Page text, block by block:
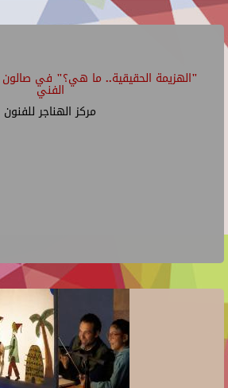
"الهزيمة الحقيقية.. ما هي؟" في صالون
الفني
مركز الهناجر للفنون